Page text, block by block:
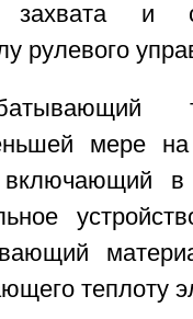
и
рулевого
мере на
включающий
теплоту